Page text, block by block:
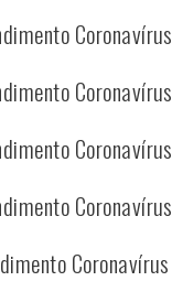
Coronavírus
Coronavírus
Coronavírus
Coronavírus
Coronavírus